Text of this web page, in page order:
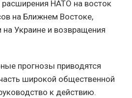
НАТО на восток
на Ближнем Востоке,
на Украине и возвращения
прогнозы приводятся
широкой общественной
к действию.